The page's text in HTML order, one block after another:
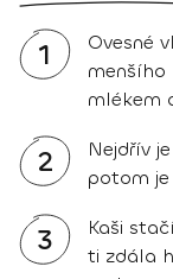
1
Ovesné
menšího
mlékem
2
Nejdřív
potom je
3
Kaši
ti zdála